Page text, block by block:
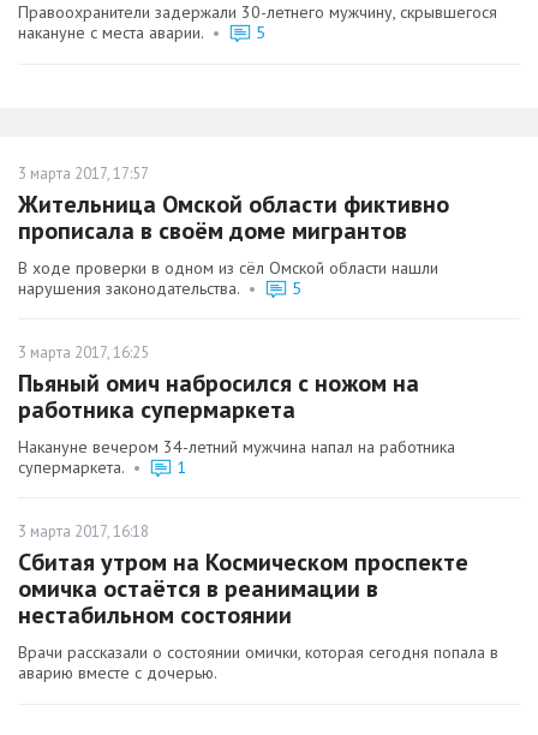
Правоохранители задержали 30-летнего мужчину, скрывшегося
накануне с места аварии. • 5
3 марта 2017, 17:57
Жительница Омской области фиктивно
прописала в своём доме мигрантов
В ходе проверки в одном из сёл Омской области нашли
нарушения законодательства. • 5
3 марта 2017, 16:25
Пьяный омич набросился с ножом на
работника супермаркета
Накануне вечером 34-летний мужчина напал на работника
супермаркета. • 1
3 марта 2017, 16:18
Сбитая утром на Космическом проспекте
омичка остаётся в реанимации в
нестабильном состоянии
Врачи рассказали о состоянии омички, которая сегодня попала в
аварию вместе с дочерью.